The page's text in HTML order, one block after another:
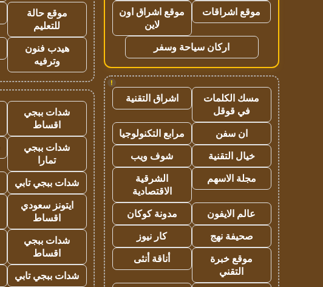
موقع اشراقات
موقع اشراق اون
لاين
اركان سياحة وسفر
!
مسك الكلمات
في قوقل
اشراق التقنية
ان سفن
مرابع التكنولوجيا
خيال التقنية
شوف ويب
مجلة الاسهم
الشرقية
الاقتصادية
عالم الايفون
مدونة كوكان
صحيفة نهج
كار نيوز
موقع خبرة
التقني
أناقة أنثى
موقع حالة
للتعليم
هيدب فنون
وترفيه
شدات ببجي
اقساط
شدات ببجي
تمارا
شدات ببجي تابي
ايتونز سعودي
اقساط
شدات ببجي
اقساط
شدات ببجي تابي